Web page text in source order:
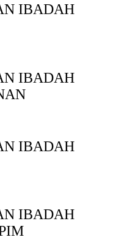
IBADAH
IBADAH
IBADAH
IBADAH